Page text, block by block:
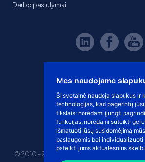
Mes naudojame
Ši svetainė naudoja slapukus ir
technologijas, kad pagerintų
tikslais: norėdami įjungti
funkcijas, norėdami suteikti
išmatuoti jūsų susidomėjimą
paslaugomis bei
pateikti jums aktualesnius
Darbo pasiūlymai
© 2010 - 2026 eshoprent prekinis ženklas